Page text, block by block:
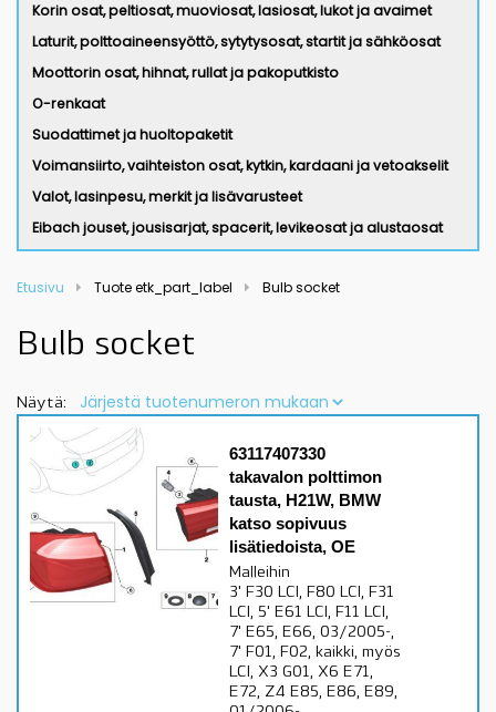
Korin osat, peltiosat, muoviosat, lasiosat, lukot ja avaimet
Laturit, polttoaineensyöttö, sytytysosat, startit ja sähköosat
Moottorin osat, hihnat, rullat ja pakoputkisto
O-renkaat
Suodattimet ja huoltopaketit
Voimansiirto, vaihteiston osat, kytkin, kardaani ja vetoakselit
Valot, lasinpesu, merkit ja lisävarusteet
Eibach jouset, jousisarjat, spacerit, levikeosat ja alustaosat
Etusivu Tuote etk_part_label Bulb socket
Bulb socket
Näytä:
63117407330
takavalon polttimon
tausta, H21W, BMW
katso sopivuus
lisätiedoista, OE
Malleihin
3' F30 LCI, F80 LCI, F31
LCI, 5' E61 LCI, F11 LCI,
7' E65, E66, 03/2005-,
7' F01, F02, kaikki, myös
LCI, X3 G01, X6 E71,
E72, Z4 E85, E86, E89,